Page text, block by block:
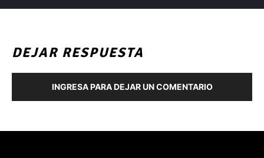
DEJAR RESPUESTA
INGRESA PARA DEJAR UN COMENTARIO